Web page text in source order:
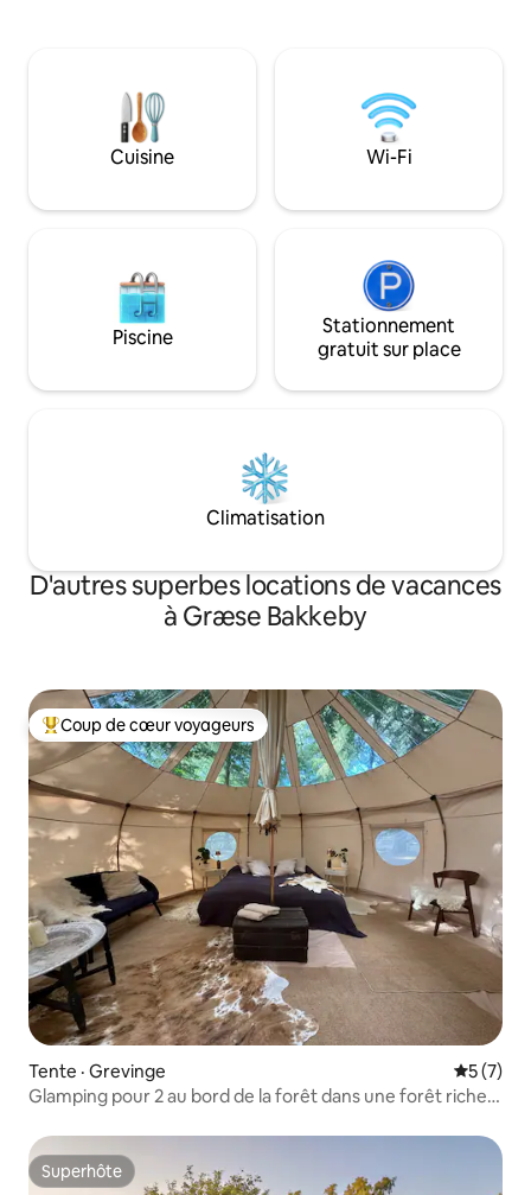
pour les enfants. Grande terrasse
extérieure (remarque : pas de garde-
corps autour des bords) avec une vue
magnifique La cabane est nouvellement
pompe à air.
supplémentaires)
chaque logement
nettoyage
conformément à
Cuisine Wi-Fi
Piscine
Stationnement
gratuit sur place
Climatisation
D'autres superbes locations de vacances
à Græse Bakkeby
Coup de cœur voyageurs parmi les plus aimés
Coup de cœur voyageurs
Tente · Grevinge Note
5 (7)
Glamping pour 2 au bord de la forêt dans une forêt riche
Superhôte
Superhôte